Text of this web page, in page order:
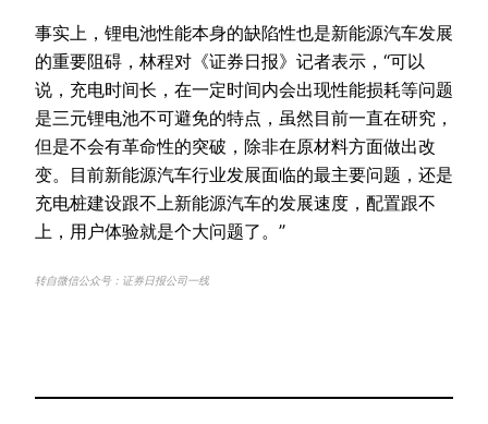
事实上，锂电池性能本身的缺陷性也是新能源汽车发展
的重要阻碍，林程对《证券日报》记者表示，“可以
说，充电时间长，在一定时间内会出现性能损耗等问题
是三元锂电池不可避免的特点，虽然目前一直在研究，
但是不会有革命性的突破，除非在原材料方面做出改
变。目前新能源汽车行业发展面临的最主要问题，还是
充电桩建设跟不上新能源汽车的发展速度，配置跟不
上，用户体验就是个大问题了。”
转自微信公众号：证券日报公司一线